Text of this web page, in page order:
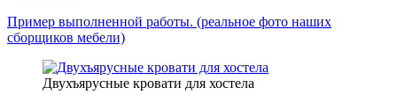
Пример выполненной работы. (реальное фото наших
сборщиков мебели)
Двухъярусные кровати для хостела